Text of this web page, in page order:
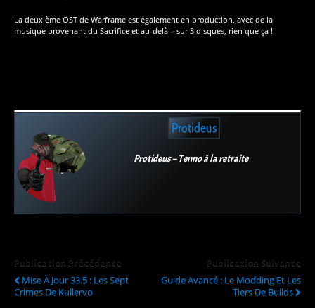
La deuxième OST de Warframe est également en production, avec de la
musique provenant du Sacrifice et au-delà – sur 3 disques, rien que ça !
Protideus
Protideus – Tenno à la retraite
Publication Précédente
Mise À Jour 33.5 : Les Sept
Crimes De Kullervo
Publication Suivante
Guide Avancé : Le Modding Et Les
Tiers De Builds